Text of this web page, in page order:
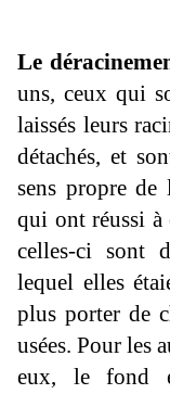
Le
uns, ceux qui
laissés leurs
détachés, et
sens propre de
qui ont réussi à
celles-ci sont
lequel elles
plus porter de
usées. Pour les
eux, le fond